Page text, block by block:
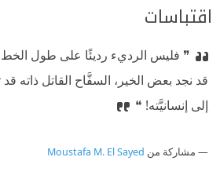
اقتباسات
❞ فليس الرديء رديئًا على طول
قد نجد بعض الخير، السفَّاح القاتل ذاته قد
إلى إنسانيَّته! ❝
مشاركة من Moustafa M. El Sayed